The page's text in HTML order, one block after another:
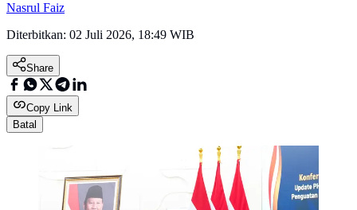
Nasrul Faiz
Diterbitkan: 02 Juli 2026, 18:49 WIB
Share
Copy Link
Batal